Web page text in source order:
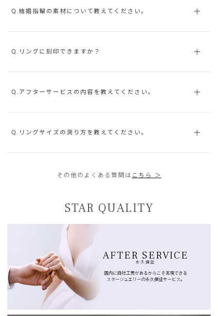
Q.結婚指輪の素材について教えてください。
Q.リングに刻印できますか？
Q.アフターサービスの内容を教えてください。
Q.リングサイズの測り方を教えてください。
その他のよくある質問は こちら ＞
STAR QUALITY
AFTER SERVICE
永久保証
国内に自社工房があるからこそ実現できる
スタージュエリーの永久保証サービス。